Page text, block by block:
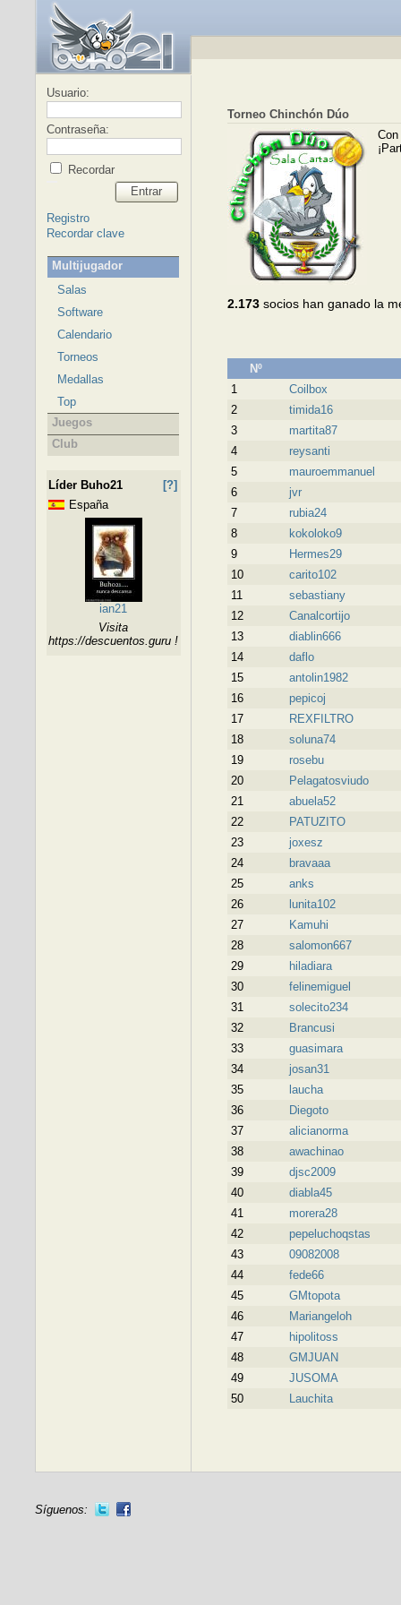
Usuario:
Contraseña:
Recordar
Entrar
Registro
Recordar clave
Multijugador
Salas
Software
Calendario
Torneos
Medallas
Top
Juegos
Club
Líder Buho21
[?]
España
ian21
Visita
https://descuentos.guru !
Torneo Chinchón Dúo
2.173socios han ganado la
Nº
1
Coilbox
2
timida16
3
martita87
4
reysanti
5
mauroemmanuel
6
jvr
7
rubia24
8
kokoloko9
9
Hermes29
10
carito102
11
sebastiany
12
Canalcortijo
13
diablin666
14
daflo
15
antolin1982
16
pepicoj
17
REXFILTRO
18
soluna74
19
rosebu
20
Pelagatosviudo
21
abuela52
22
PATUZITO
23
joxesz
24
bravaaa
25
anks
26
lunita102
27
Kamuhi
28
salomon667
29
hiladiara
30
felinemiguel
31
solecito234
32
Brancusi
33
guasimara
34
josan31
35
laucha
36
Diegoto
37
alicianorma
38
awachinao
39
djsc2009
40
diabla45
41
morera28
42
pepeluchoqstas
43
09082008
44
fede66
45
GMtopota
46
Mariangeloh
47
hipolitoss
48
GMJUAN
49
JUSOMA
50
Lauchita
Síguenos: